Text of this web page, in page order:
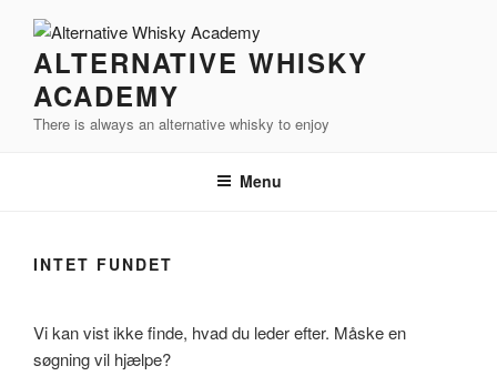
indholdALTERNATIVE WHISKY
ACADEMY
There is always an alternative whisky to enjoy
Menu
INTET FUNDET
Vi kan vist ikke finde, hvad du leder efter. Måske en
søgning vil hjælpe?